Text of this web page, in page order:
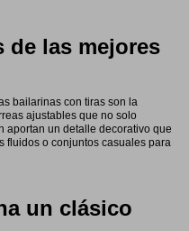
de las mejores
bailarinas con tiras son la
ajustables que no solo
aportan un detalle decorativo que
fluidos o conjuntos casuales para
un clásico